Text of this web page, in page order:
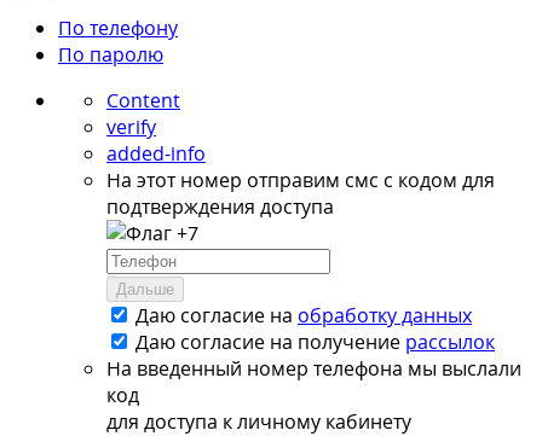
По телефону
По паролю
Content
verify
added-info
На этот номер отправим смс с кодом для
подтверждения доступа
+7
Дальше
Даю согласие на обработку данных
Даю согласие на получение рассылок
На введенный номер телефона мы выслали
код
для доступа к личному кабинету